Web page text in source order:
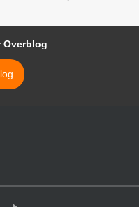
Overblog